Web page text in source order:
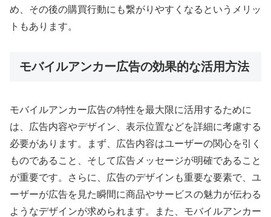
め、その後の購買行動にも繋がりやすくなるというメリッ
トもあります。
モバイルアンカー広告の効果的な活用方法
モバイルアンカー広告の特性を最大限に活用するために
は、広告内容やデザイン、表示位置などを詳細に考慮する
必要があります。まず、広告内容はユーザーの関心を引く
ものであること、そして広告メッセージが明確であること
が重要です。さらに、広告のデザインも重要な要素で、ユ
ーザーが広告を見た瞬間に商品やサービスの魅力が伝わる
ようなデザインが求められます。また、モバイルアンカー